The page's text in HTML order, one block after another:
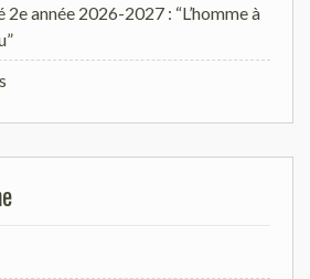
année 2026-2027 : “L’homme à